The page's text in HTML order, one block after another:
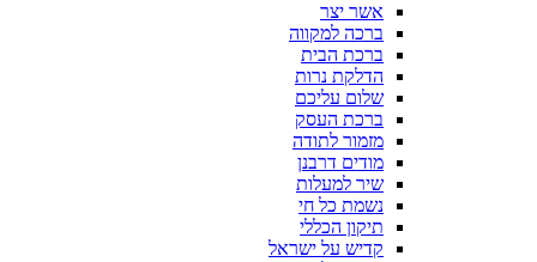
אשר יצר
ברכה למקווה
ברכת הבית
הדלקת נרות
שלום עליכם
ברכת העסק
מזמור לתודה
מודים דרבנן
שיר למעלות
נשמת כל חי
תיקון הכללי
קדיש על ישראל